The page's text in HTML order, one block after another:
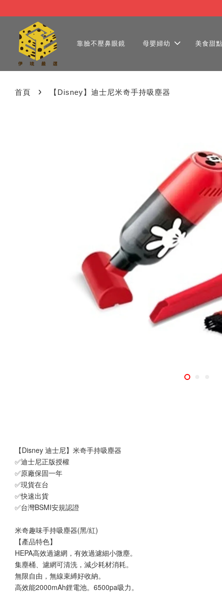
靠臉不壓鼻眼鏡 母嬰婦幼 美食甜
首頁 › 【Disney】迪士尼米奇手持吸塵器
【Disney 迪士尼】米奇手持吸塵器
✅迪士尼正版授權
✅原廠保固一年
✅現貨在台
✅快速出貨
✅台灣BSMI安規認證
米奇趣味手持吸塵器(黑/紅)
【產品特色】
HEPA高效過濾網，有效過濾細小微塵。
集塵桶、濾網可清洗，減少耗材消耗。
無限自由，無線束縛好收納。
高效能2000mAh鋰電池。6500pa吸力。